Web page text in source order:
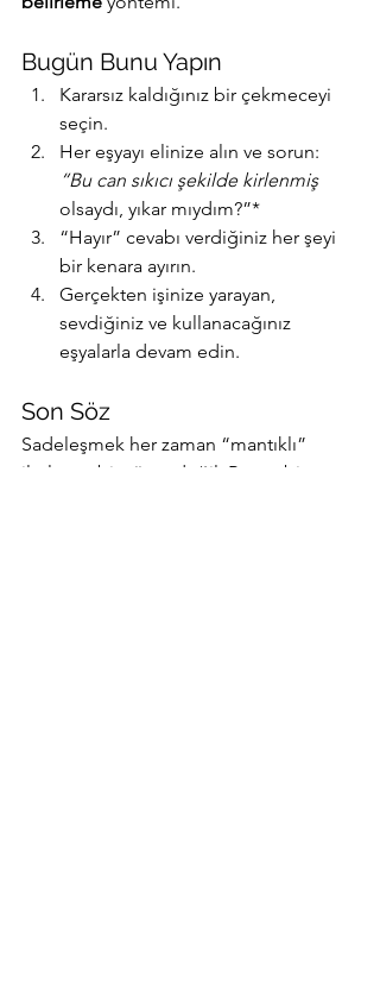
Bugün Bunu Yapın
Kararsız kaldığınız bir çekmeceyi
seçin.
Her eşyayı elinize alın ve sorun:
“Bu can sıkıcı şekilde kirlenmiş
olsaydı, yıkar mıydım?”*
“Hayır” cevabı verdiğiniz her şeyi
bir kenara ayırın.
Gerçekten işinize yarayan,
sevdiğiniz ve kullanacağınız
eşyalarla devam edin.
Son Söz
Sadeleşmek her zaman “mantıklı”
ilerleyen bir süreç değil. Bazen biraz